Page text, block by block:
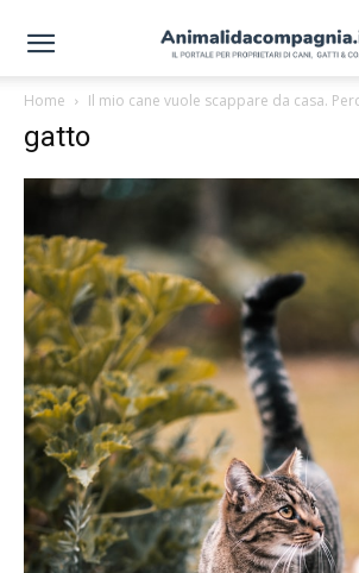
Home Il mio cane vuole scappare da casa.
gatto